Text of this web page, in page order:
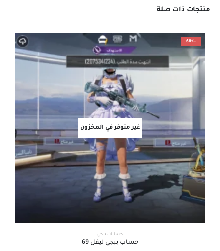
منتجات ذات صلة
-68%
غير متوفر في المخزون
حسابات ببجي
حساب ببجي ليفل 69